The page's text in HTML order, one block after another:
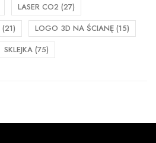
LASER CO2 (27)
(21) LOGO 3D NA ŚCIANĘ (15)
SKLEJKA (75)